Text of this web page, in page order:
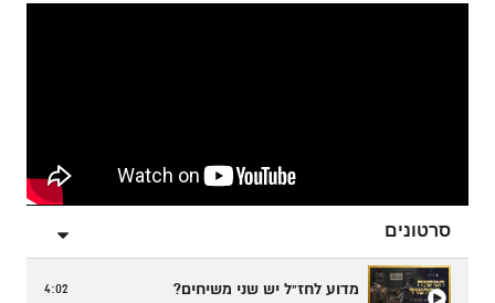
סרטונים
מדוע לחז"ל יש שני משיחים? 4:02